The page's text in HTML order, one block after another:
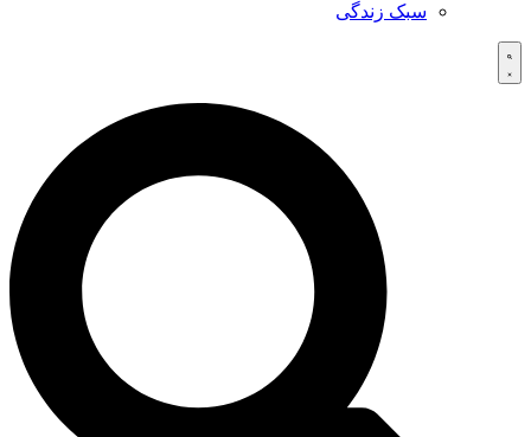
سبک زندگی